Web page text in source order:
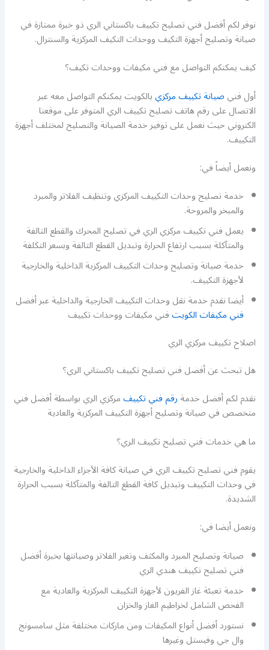
نوفر لكم أفضل فني تصليح تكييف باكستاني الري ذو خبرة ممتازة في
صيانة وتصليح أجهزة التكيف ووحدات التكيف المركزية والسنترال.
كيف يمكنكم التواصل مع فني مكيفات ووحدات تكيف؟
أول فنيصيانة تكييف مركزيبالكويت يمكنكم التواصل معه عبر
الاتصال على رقم هاتف تصليح تكييف الري المتوفر على موقعنا
الكتروني حيث نعمل على توفير خدمة الصيانة والتصليح لمختلف أجهزة
التكييف.
ونعمل أيضاً في:
خدمة تصليح وحدات التكييف المركزي وتنظيف الفلاتر والمبرد
والمبخر والمروحة.
يعمل فني تكييف مركزي الري في تصليح المحرك والقطع التالفة
والمتآكلة بسبب ارتفاع الحرارة وتبديل القطع التالفة وبسعر التكلفة
خدمة صيانة وتصليح وحدات التكييف المركزية الداخلية والخارجية
لأجهزة التكييف.
أيضا نقدم خدمة نقل وحدات التكييف الخارجية والداخلية عبر أفضل
فني مكيفات الكويتفني مكيفات ووحدات تكييف
اصلاح تكييف مركزي الري
هل تبحث عن أفضل فني تصليح تكييف باكستاني الري؟
نقدم لكم أفضل خدمةرقم فني تكييفمركزي الري بواسطة أفضل فني
متخصص في صيانة وتصليح أجهزة التكييف المركزية والعادية
ما هي خدمات فني تصليح تكييف الري؟
يقوم فني تصليح تكييف الري في صيانة كافة الأجزاء الداخلية والخارجية
في وحدات التكييف وتبديل كافة القطع التالفة والمتآكلة بسبب الحرارة
الشديدة.
ونعمل أيضا في:
صيانة وتصليح المبرد والمكثف وتغير الفلاتر وصيانتها بخبرة أفضل
فني تصليح تكييف هندي الري
خدمة تعبئة غاز الفريون لأجهزة التكييف المركزية والعادية مع
الفحص الشامل لخراطيم الغاز والخزان
نستورد أفضل أنواع المكيفات ومن ماركات مختلفة مثل سامسونج
وال جي وفيستل وغيرها